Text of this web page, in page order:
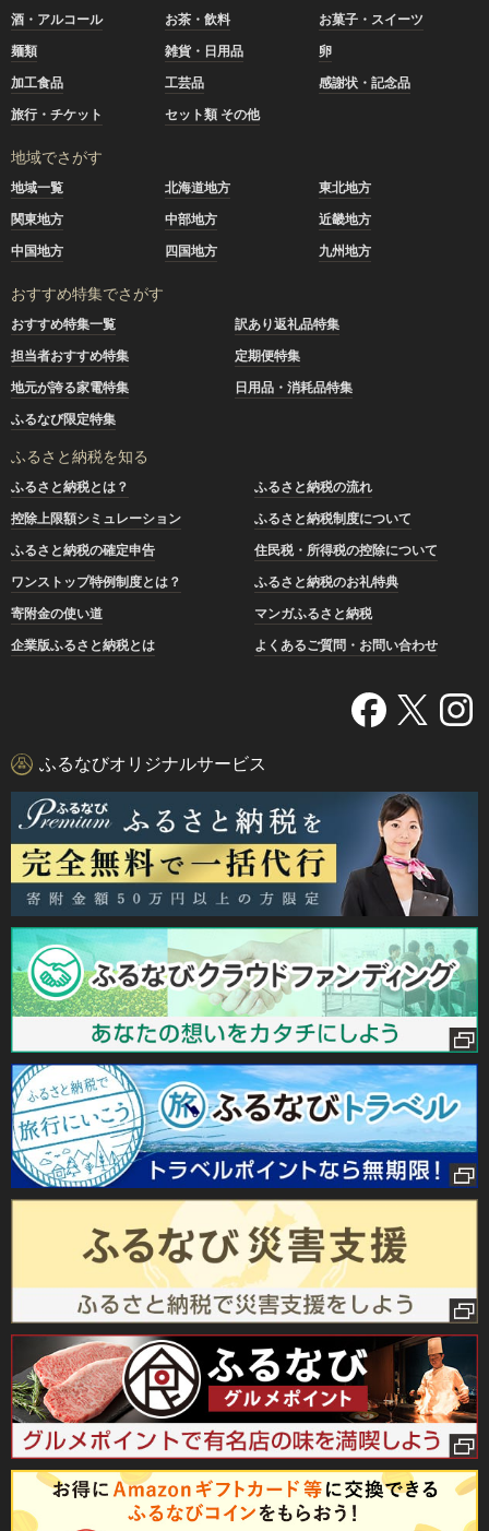
酒・アルコール
お茶・飲料
お菓子・スイーツ
麺類
雑貨・日用品
卵
加工食品
工芸品
感謝状・記念品
旅行・チケット
セット類 その他
地域でさがす
地域一覧 北海道地方
東北地方
関東地方
中部地方
近畿地方
中国地方
四国地方 九州地方
おすすめ特集でさがす
おすすめ特集一覧
訳あり返礼品特集
担当者おすすめ特集
定期便特集
地元が誇る家電特集
日用品・消耗品特集
ふるなび限定特集
ふるさと納税を知る
ふるさと納税とは？
ふるさと納税の流れ
控除上限額シミュレーション
ふるさと納税制度について
ふるさと納税の確定申告
住民税・所得税の控除について
ワンストップ特例制度とは？
ふるさと納税のお礼特典
寄附金の使い道
マンガふるさと納税
企業版ふるさと納税とは
よくあるご質問・お問い合わせ
ふるなびオリジナルサービス